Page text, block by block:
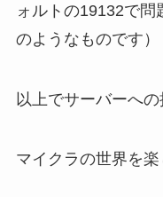
ォルトの19132で
のようなものです）
以上でサーバーへの
マイクラの世界を楽